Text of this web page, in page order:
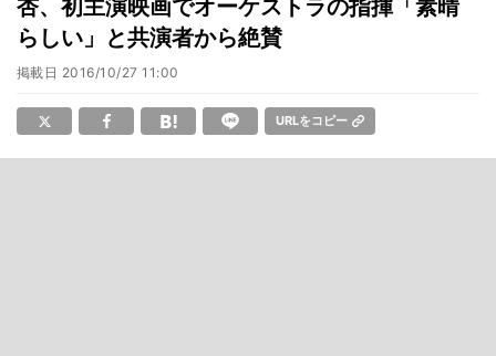
杏、初主演映画でオーケストラの指揮「素晴
らしい」と共演者から絶賛
掲載日 2016/10/27 11:00
URLをコピー